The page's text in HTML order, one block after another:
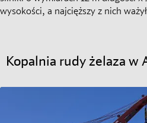
wysokości, a najcięższy z nich
Kopalnia rudy żelaza w